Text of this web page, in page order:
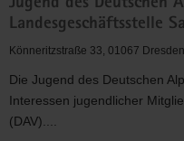
Historischer
Neumarkt
Dresden
V.
Jugend des Deutschen
Landesgeschäftsstelle
Könneritzstraße 33, 01067 Dresden
Die Jugend des Deutschen
Interessen jugendlicher
(DAV)....